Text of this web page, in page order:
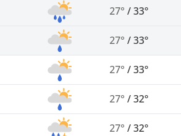
27° /33°
27° /33°
27° /33°
27° /32°
27° /32°